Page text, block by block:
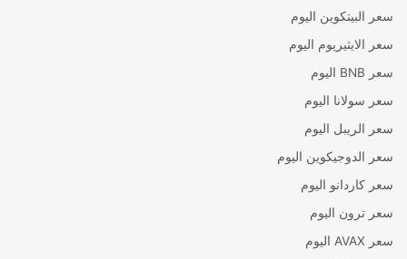
سعر البيتكوين اليوم
سعر الايثيريوم اليوم
سعر BNB اليوم
سعر سولانا اليوم
سعر الريبل اليوم
سعر الدوجيكوين اليوم
سعر كاردانو اليوم
سعر ترون اليوم
سعر AVAX اليوم